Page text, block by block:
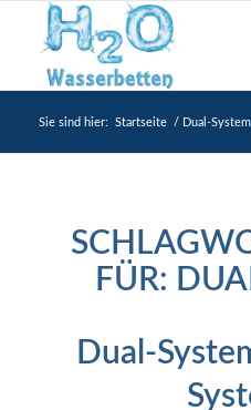
Sie sind hier: Startseite / Dual-System
FÜR:
Dual-